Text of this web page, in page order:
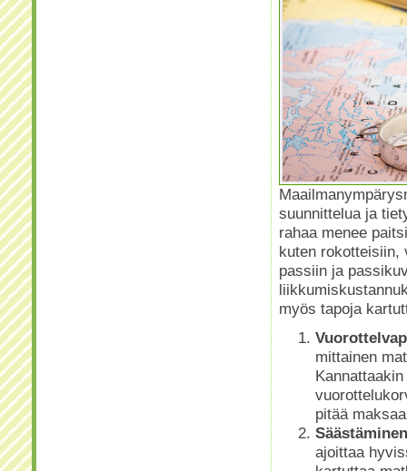
suunnittelua ja
rahaa menee
kuten rokotteisiin,
passiin ja
myös tapoja
mittainen
pitää
Säästäminen
ajoittaa